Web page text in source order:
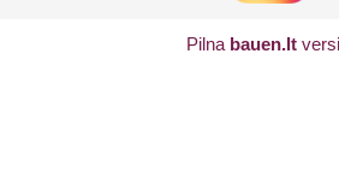
Pilna bauen.lt